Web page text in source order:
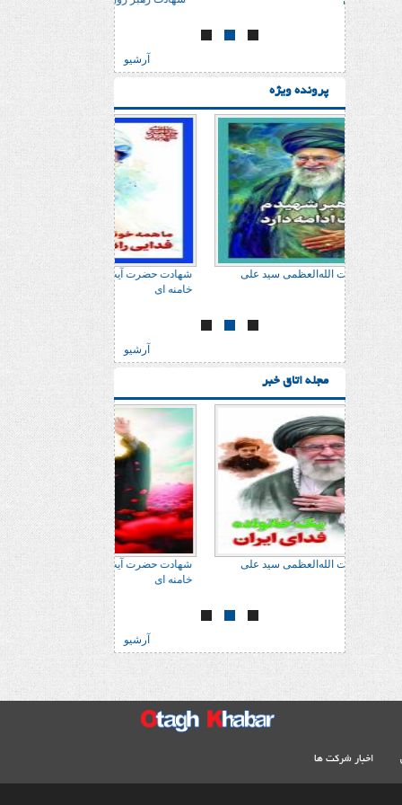
آرشیو
پرونده ویژه
شهادت حضرت آیت الله‌العظمی سید علی
آرشیو
مجله اتاق خبر
شهادت حضرت آیت
خامنه ای
شهادت حضرت آیت الله‌العظمی سید علی
آرشیو
اخبار شرکت ها